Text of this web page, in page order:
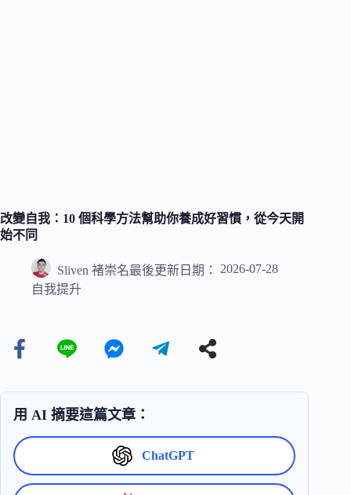
改變自我：10 個科學方法幫助你養成好習慣，從今天開
始不同
Sliven 褚崇名最後更新日期：
2026-07-28
自我提升
用 AI 摘要這篇文章：
ChatGPT